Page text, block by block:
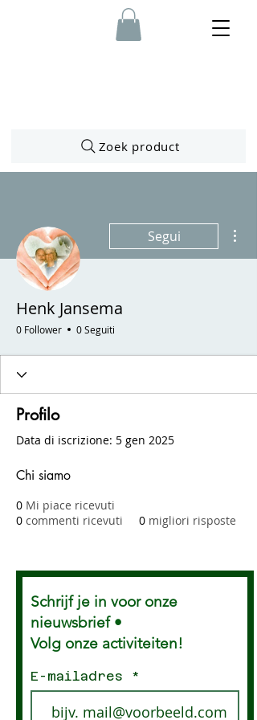
Zoek product
Segui
Henk Jansema
0 Follower 0 Seguiti
Profilo
Data di iscrizione: 5 gen 2025
Chi siamo
0 Mi piace ricevuti
0 commenti ricevuti 0 migliori risposte
Schrijf je in voor onze
nieuwsbrief •
Volg onze activiteiten!
E-mailadres